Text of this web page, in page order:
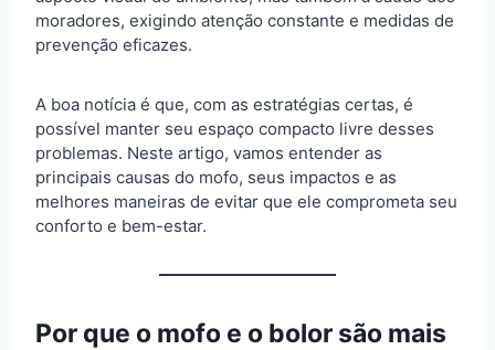
moradores, exigindo atenção constante e medidas de
prevenção eficazes.
A boa notícia é que, com as estratégias certas, é
possível manter seu espaço compacto livre desses
problemas. Neste artigo, vamos entender as
principais causas do mofo, seus impactos e as
melhores maneiras de evitar que ele comprometa seu
conforto e bem-estar.
Por que o mofo e o bolor são mais